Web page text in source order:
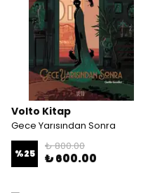
Volto Kitap
Gece Yarısından Sonra
%25
₺ 800.00
₺ 600.00